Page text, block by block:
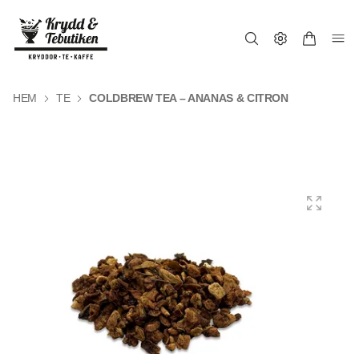
HEM TE COLDBREW TEA – ANANAS & CITRON